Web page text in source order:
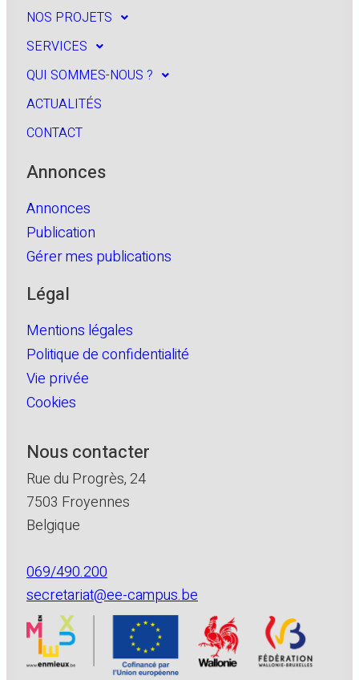
NOS PROJETS
SERVICES
QUI SOMMES-NOUS ?
ACTUALITÉS
CONTACT
Annonces
Annonces
Publication
Gérer mes publications
Légal
Mentions légales
Politique de confidentialité
Vie privée
Cookies
Nous contacter
Rue du Progrès, 24
7503 Froyennes
Belgique
069/490.200
secretariat@ee-campus.be